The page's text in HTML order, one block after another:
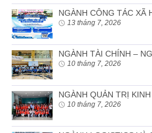
NGÀNH CÔNG TÁC XÃ
13 tháng 7, 2026
NGÀNH TÀI CHÍNH –
10 tháng 7, 2026
NGÀNH QUẢN TRỊ
10 tháng 7, 2026